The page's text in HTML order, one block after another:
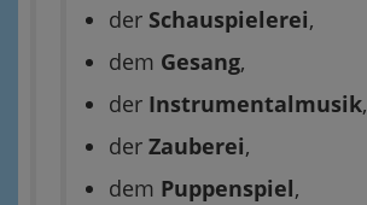
der Schauspielerei,
dem Gesang,
der Instrumentalmusik,
der Zauberei,
dem Puppenspiel,